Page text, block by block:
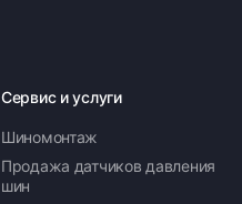
Сервис и услуги
Шиномонтаж
Продажа датчиков давления
шин